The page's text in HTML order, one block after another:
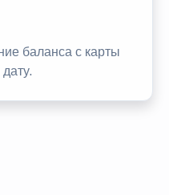
баланса с карты